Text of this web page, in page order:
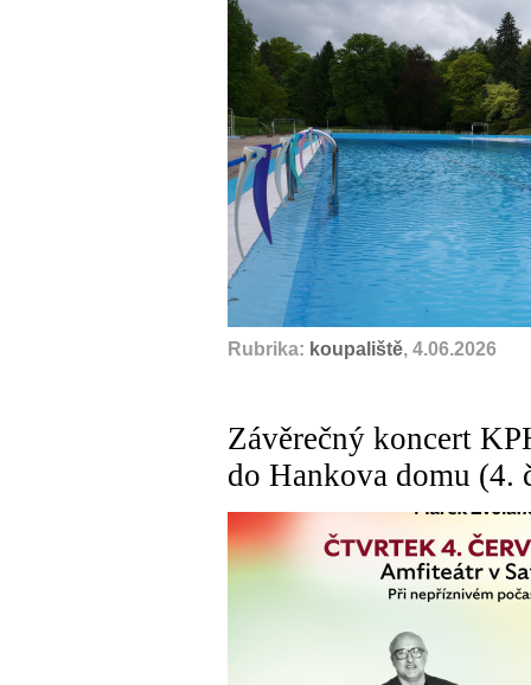
Rubrika: koupaliště, 4.06.2026
Závěrečný koncert
do Hankova domu (4.